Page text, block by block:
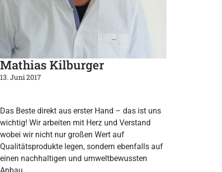
Mathias Kilburger
13. Juni 2017
Das Beste direkt aus erster Hand – das ist uns
wichtig! Wir arbeiten mit Herz und Verstand
wobei wir nicht nur großen Wert auf
Qualitätsprodukte legen, sondern ebenfalls auf
einen nachhaltigen und umweltbewussten